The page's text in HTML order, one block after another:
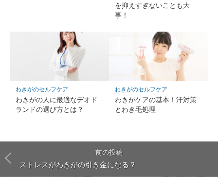
を抑えすぎないことも大
事！
わきがのセルフケア
わきがの人に最適なデオド
ランドの選び方とは？
わきがのセルフケア
わきがケアの基本！汗対策
とわき毛処理
前の投稿
ストレスがわきがの引き金になる？